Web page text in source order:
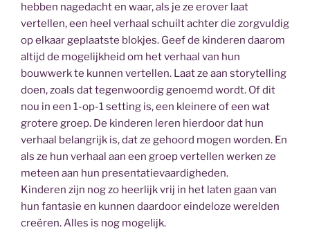
hebben nagedacht en waar, als je ze erover laat
vertellen, een heel verhaal schuilt achter die zorgvuldig
op elkaar geplaatste blokjes. Geef de kinderen daarom
altijd de mogelijkheid om het verhaal van hun
bouwwerk te kunnen vertellen. Laat ze aan storytelling
doen, zoals dat tegenwoordig genoemd wordt. Of dit
nou in een 1-op-1 setting is, een kleinere of een wat
grotere groep. De kinderen leren hierdoor dat hun
verhaal belangrijk is, dat ze gehoord mogen worden. En
als ze hun verhaal aan een groep vertellen werken ze
meteen aan hun presentatievaardigheden.
Kinderen zijn nog zo heerlijk vrij in het laten gaan van
hun fantasie en kunnen daardoor eindeloze werelden
creëren. Alles is nog mogelijk.